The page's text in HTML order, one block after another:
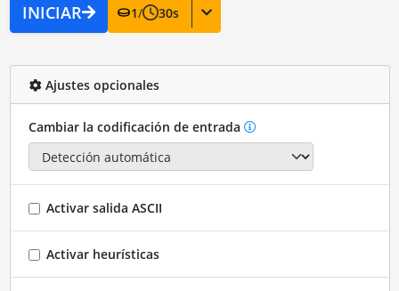
INICIAR 1/ 30s
Ajustes opcionales
Cambiar la codificación de entrada
Activar salida ASCII
Activar heurísticas